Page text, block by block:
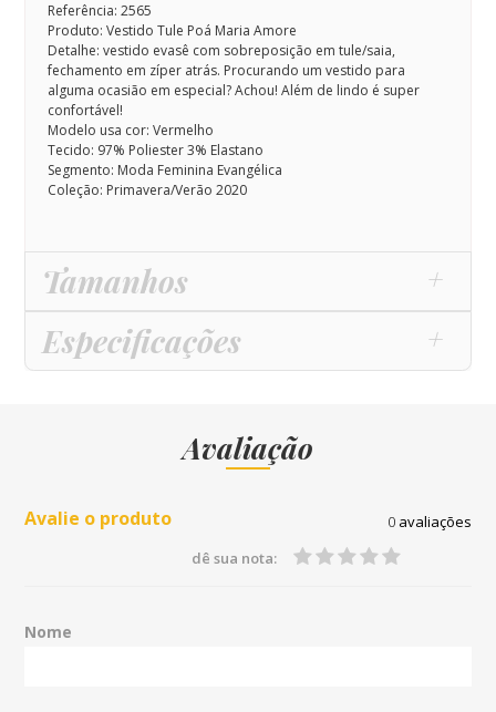
Referência: 2565
Produto: Vestido Tule Poá Maria Amore
Detalhe: vestido evasê com sobreposição em tule/saia,
fechamento em zíper atrás. Procurando um vestido para
alguma ocasião em especial? Achou! Além de lindo é super
confortável!
Modelo usa cor: Vermelho
Tecido: 97% Poliester 3% Elastano
Segmento: Moda Feminina Evangélica
Coleção: Primavera/Verão 2020
Tamanhos
Especificações
Avaliação
Avalie o produto 0avaliações
dê sua nota:
Nome